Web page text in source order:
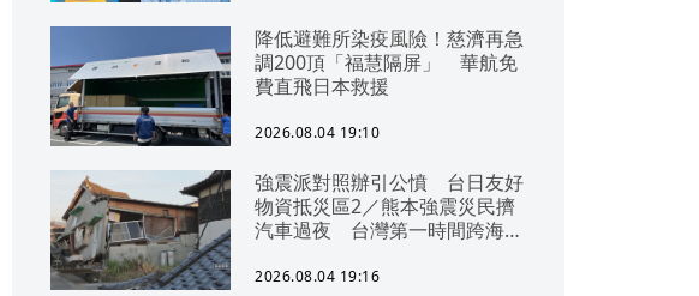
降低避難所染疫風險！慈濟再急
調200頂「福慧隔屏」 華航免
費直飛日本救援
2026.08.04 19:10
強震派對照辦引公憤 台日友好
物資抵災區2／熊本強震災民擠
汽車過夜 台灣第一時間跨海急
2026.08.04 19:16